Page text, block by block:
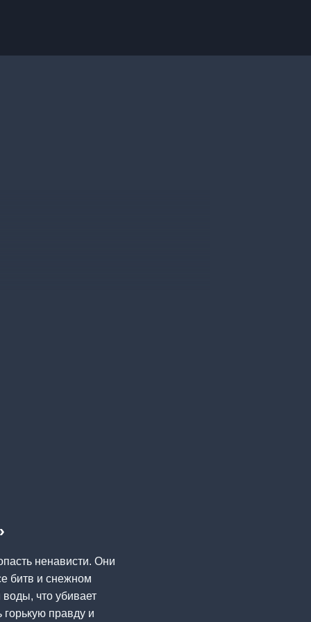
ненависти. Они
битв и снежном
что убивает
правду и